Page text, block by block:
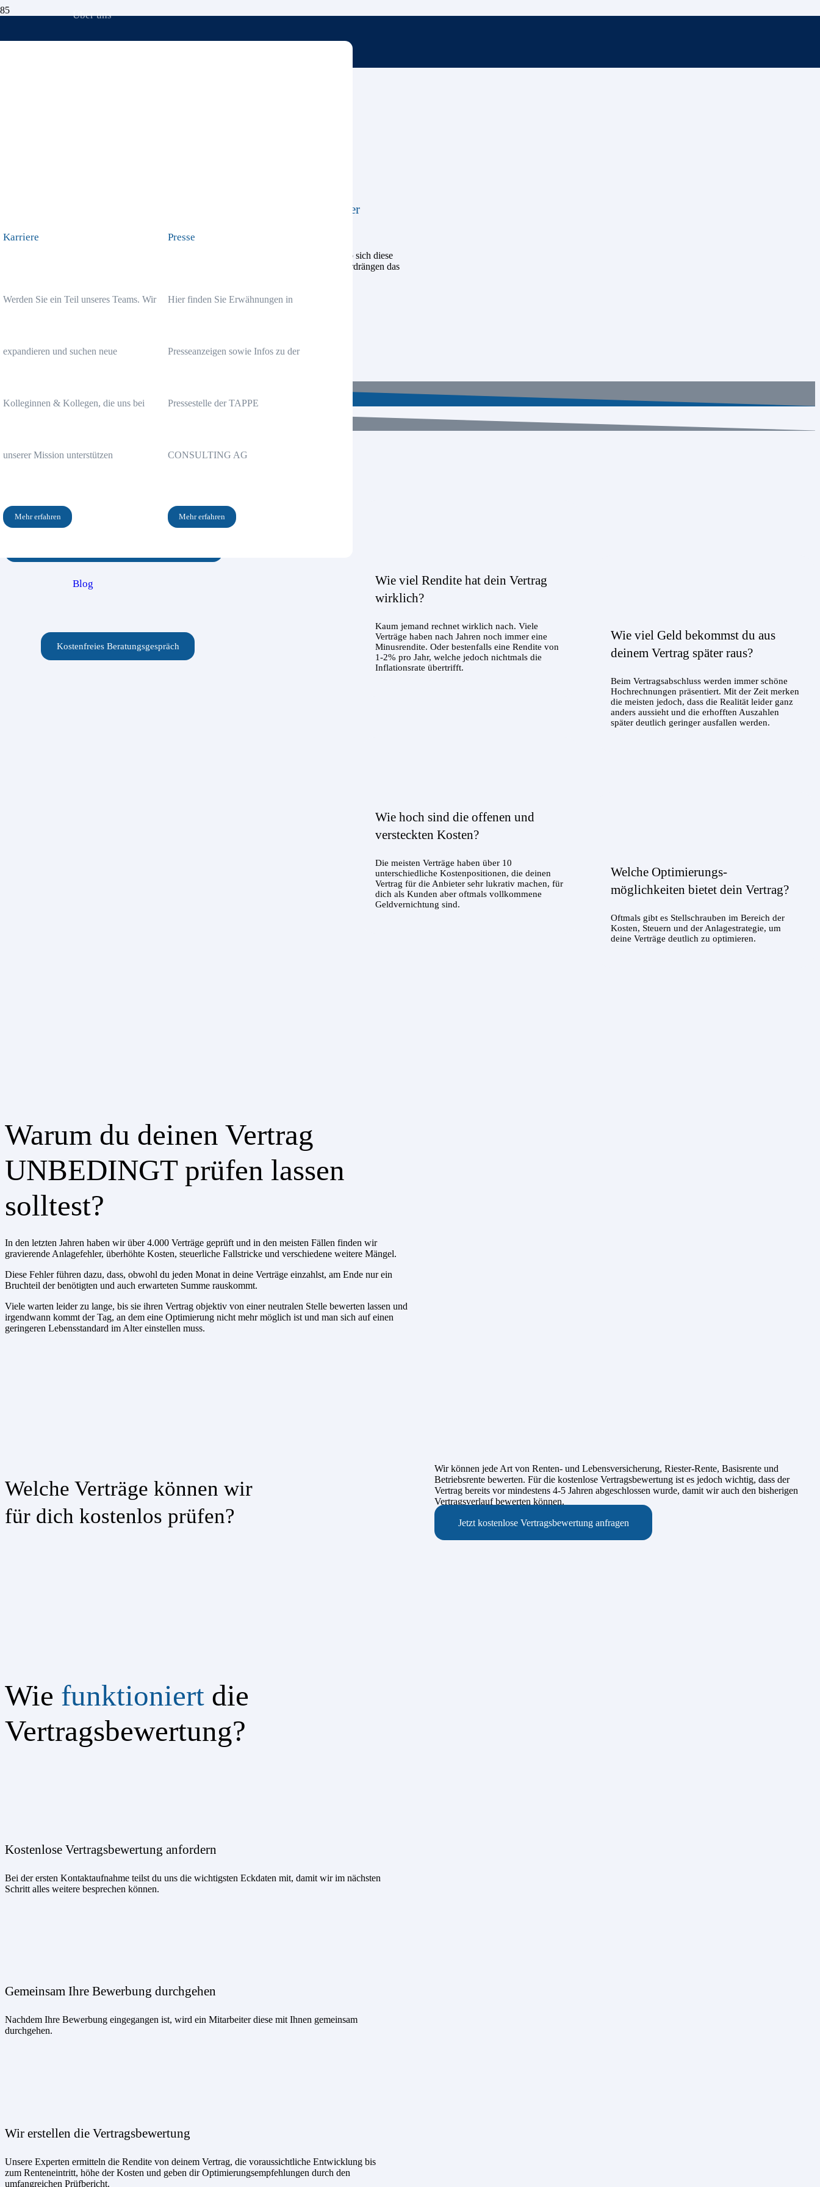
Über uns
Karriere
Werden Sie ein Teil unseres Teams. Wir
expandieren und suchen neue
Kolleginnen & Kollegen, die uns bei
unserer Mission unterstützen
Mehr erfahren
Presse
Hier finden Sie Erwähnungen in
Presseanzeigen sowie Infos zu der
Pressestelle der TAPPE
CONSULTING AG
Mehr erfahren
Blog
Kostenfreies Beratungsgespräch
Lohnt sich deine Rentenversicherung, Riester-Rente, Basisrente oder
Viele Menschen zahlen jeden Monat brav in ihre Verträge ein, ohne wirklich zu wissen, ob sich diese
tatsächlich lohnen. Sie hoffen einfach, dass es am Ende irgendwie ausreichen wird und verdrängen das
Wir erstellen dir eine kostenlose Vertragsbewertung:
Wie viel Rendite hat dein Vertrag
wirklich?
Kaum jemand rechnet wirklich nach. Viele
Verträge haben nach Jahren noch immer eine
Minusrendite. Oder bestenfalls eine Rendite von
1-2% pro Jahr, welche jedoch nichtmals die
Inflationsrate übertrifft.
Wie hoch sind die offenen und
versteckten Kosten?
Die meisten Verträge haben über 10
unterschiedliche Kostenpositionen, die deinen
Vertrag für die Anbieter sehr lukrativ machen, für
dich als Kunden aber oftmals vollkommene
Geldvernichtung sind.
Wie viel Geld bekommst du aus
deinem Vertrag später raus?
Beim Vertragsabschluss werden immer schöne
Hochrechnungen präsentiert. Mit der Zeit merken
die meisten jedoch, dass die Realität leider ganz
anders aussieht und die erhofften Auszahlen
später deutlich geringer ausfallen werden.
Welche Optimierungs-
möglichkeiten bietet dein Vertrag?
Oftmals gibt es Stellschrauben im Bereich der
Kosten, Steuern und der Anlagestrategie, um
deine Verträge deutlich zu optimieren.
Warum du deinen Vertrag
UNBEDINGT prüfen lassen
solltest?
In den letzten Jahren haben wir über 4.000 Verträge geprüft und in den meisten Fällen finden wir
gravierende Anlagefehler, überhöhte Kosten, steuerliche Fallstricke und verschiedene weitere Mängel.
Diese Fehler führen dazu, dass, obwohl du jeden Monat in deine Verträge einzahlst, am Ende nur ein
Bruchteil der benötigten und auch erwarteten Summe rauskommt.
Viele warten leider zu lange, bis sie ihren Vertrag objektiv von einer neutralen Stelle bewerten lassen und
irgendwann kommt der Tag, an dem eine Optimierung nicht mehr möglich ist und man sich auf einen
geringeren Lebensstandard im Alter einstellen muss.
Welche Verträge können wir
für dich kostenlos prüfen?
Wir können jede Art von Renten- und Lebensversicherung, Riester-Rente, Basisrente und
Betriebsrente bewerten. Für die kostenlose Vertragsbewertung ist es jedoch wichtig, dass der
Vertrag bereits vor mindestens 4-5 Jahren abgeschlossen wurde, damit wir auch den bisherigen
Vertragsverlauf bewerten können.
Jetzt kostenlose Vertragsbewertung anfragen
Wie funktioniert die
Vertragsbewertung?
Kostenlose Vertragsbewertung anfordern
Bei der ersten Kontaktaufnahme teilst du uns die wichtigsten Eckdaten mit, damit wir im nächsten
Schritt alles weitere besprechen können.
Gemeinsam Ihre Bewerbung durchgehen
Nachdem Ihre Bewerbung eingegangen ist, wird ein Mitarbeiter diese mit Ihnen gemeinsam
durchgehen.
Wir erstellen die Vertragsbewertung
Unsere Experten ermitteln die Rendite von deinem Vertrag, die voraussichtliche Entwicklung bis
zum Renteneintritt, höhe der Kosten und geben dir Optimierungsempfehlungen durch den
umfangreichen Prüfbericht.